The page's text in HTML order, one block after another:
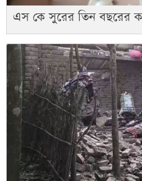
এস কে সুরের তিন বছরের